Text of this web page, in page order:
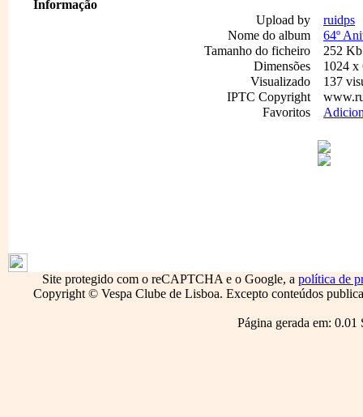
Informação
Upload by
ruidps
Nome do album
64º
Tamanho do ficheiro
252 Kb
Dimensões
1024 x
Visualizado
137
IPTC Copyright
Favoritos
Site protegido com o reCAPTCHA e o Google, a política de
Copyright © Vespa Clube de Lisboa. Excepto conteúdos
Página gerada em: 0.01